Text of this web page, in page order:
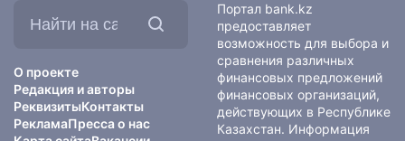
О проекте
Редакция и авторы
РеквизитыКонтакты
РекламаПресса о нас
Портал bank.kz
предоставляет
возможность для выбора и
сравнения различных
финансовых предложений
финансовых организаций,
действующих в Республике
Казахстан. Информация